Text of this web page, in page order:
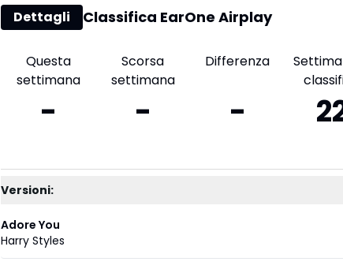
Dettagli Classifica EarOne Airplay
Questa
settimana
-
Scorsa
settimana
-
Differenza
-
Versioni:
Adore You
Harry Styles